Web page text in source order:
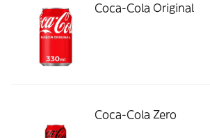
Coca-Cola Original
Coca-Cola Zero